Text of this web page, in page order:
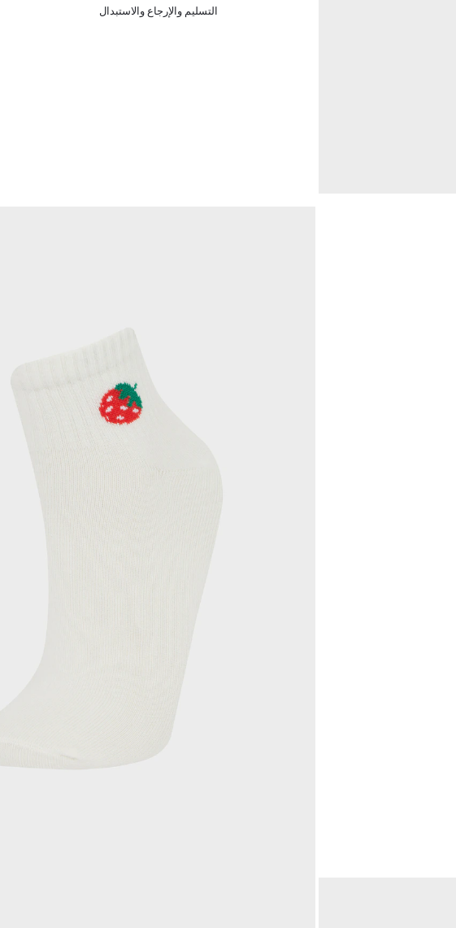
التسليم والإرجاع والاستبدال